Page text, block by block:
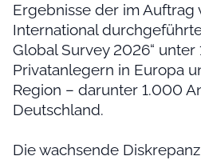
Ergebnisse der im Auftrag
International
Global Survey 2026“ unter
Privatanlegern in Europa
Region – darunter 1.000
Deutschland.
Die wachsende